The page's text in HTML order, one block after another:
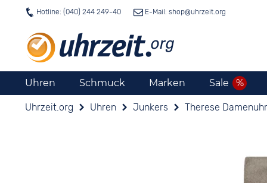
Hotline: (040) 244 249-40 E-Mail: shop@uhrzeit.org
Uhren Schmuck Marken Sale
Uhrzeit.org Uhren Junkers Therese Damenuhr